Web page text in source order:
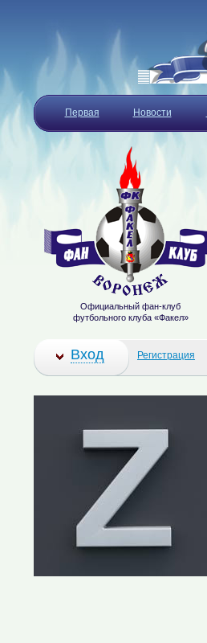
Первая Новости
Официальный фан-клуб
футбольного клуба «Факел»
Вход Регистрация